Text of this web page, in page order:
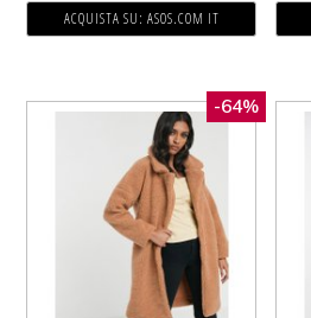
ACQUISTA SU: ASOS.COM IT
-64%